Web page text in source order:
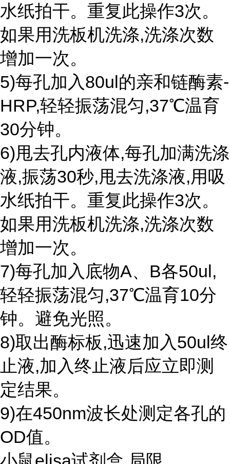
水纸拍干。重复此操作3次。
如果用洗板机洗涤,洗涤次数
增加一次。
5)每孔加入80ul的亲和链酶素-
HRP,轻轻振荡混匀,37℃温育
30分钟。
6)甩去孔内液体,每孔加满洗涤
液,振荡30秒,甩去洗涤液,用吸
水纸拍干。重复此操作3次。
如果用洗板机洗涤,洗涤次数
增加一次。
7)每孔加入底物A、B各50ul,
轻轻振荡混匀,37℃温育10分
钟。避免光照。
8)取出酶标板,迅速加入50ul终
止液,加入终止液后应立即测
定结果。
9)在450nm波长处测定各孔的
OD值。